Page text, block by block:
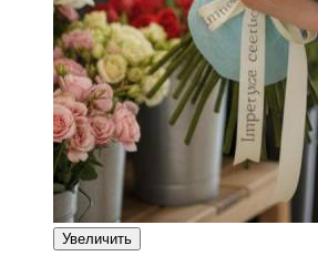
Увеличить